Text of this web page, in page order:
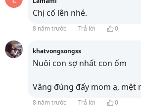
Chị cố lên nhé.
8 năm trước Trả lời 0
khatvongsongss
Nuôi con sợ nhất con ốm
Vâng đúng đấy mom ạ, mệt
8 năm trước Trả lời 0